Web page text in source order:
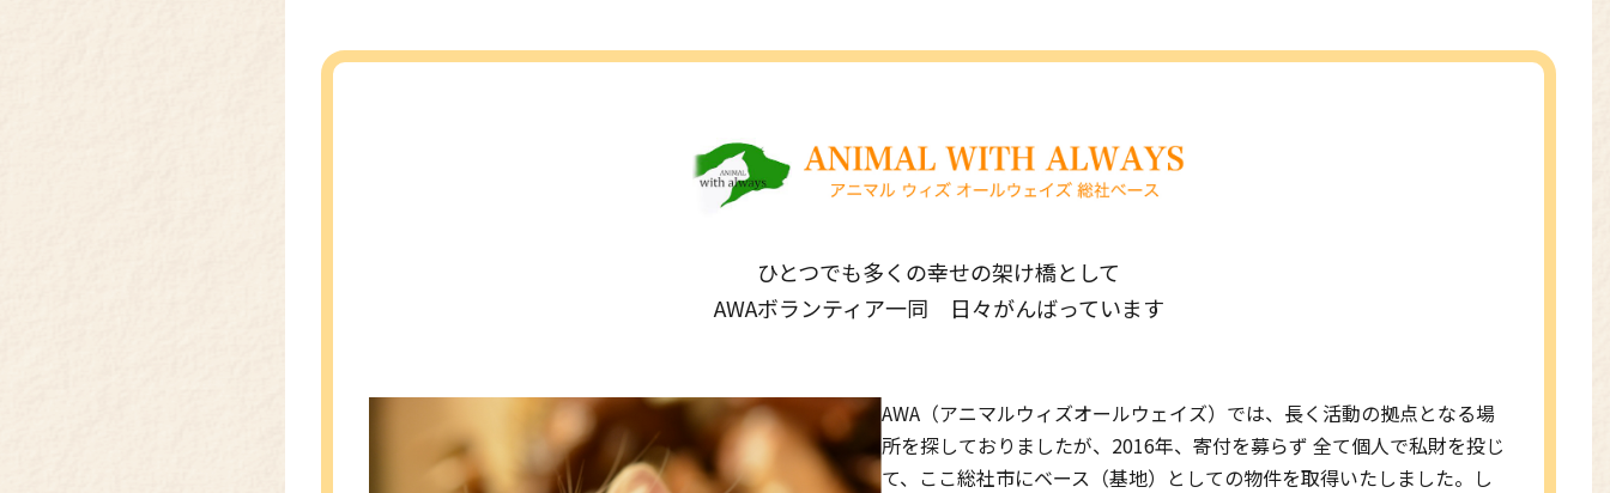
ひとつでも多くの幸せの架け橋として
AWAボランティア一同 日々がんばっています
AWA（アニマルウィズオールウェイズ）では、長く活動の拠点となる場
所を探しておりましたが、2016年、寄付を募らず 全て個人で私財を投じ
て、ここ総社市にベース（基地）としての物件を取得いたしました。し